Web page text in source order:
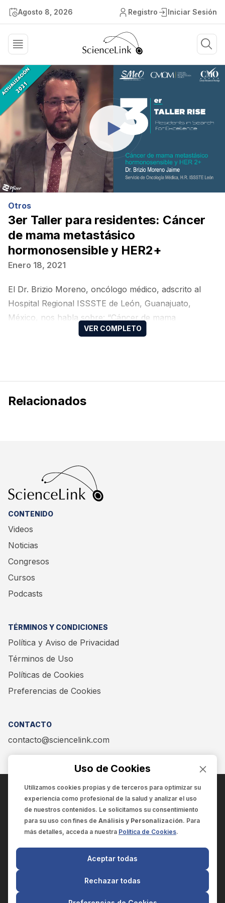
Agosto 8, 2026 Registro Iniciar Sesión
Otros
3er Taller para residentes: Cáncer
de mama metastásico
hormonosensible y HER2+
Enero 18, 2021
El Dr. Brizio Moreno, oncólogo médico, adscrito al
Hospital Regional ISSSTE de León, Guanajuato,
México, nos habla sobre: “Cáncer de mama
metastásico hormonosensible y HER2+”, en el 3°
Relacionados
CONTENIDO
Videos
Noticias
Congresos
Cursos
Podcasts
TÉRMINOS Y CONDICIONES
Política y Aviso de Privacidad
Términos de Uso
Políticas de Cookies
Preferencias de Cookies
CONTACTO
contacto@sciencelink.com
ENCUÉNTRANOS EN:
SCIENCELINK
SCILINK COMUNICACIÓN CIENTÍFICA SC
El contenido y la información de este sitio web es exclusivo
Uso de Cookies
Utilizamos cookies propias y de terceros para optimizar su
experiencia como profesional de la salud y analizar el uso
de nuestros contenidos. Le solicitamos su consentimiento
para su uso con fines de Análisis y Personalización. Para
más detalles, acceda a nuestra Política de Cookies.
Rechazar todas
Aceptar todas